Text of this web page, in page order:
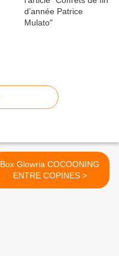
Box Glowria COCOONING
ENTRE COPINES >